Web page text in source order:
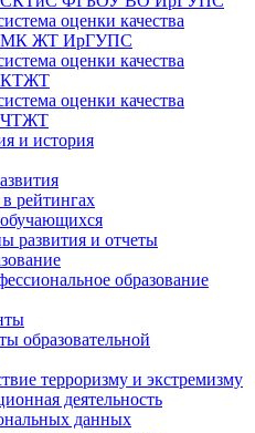
оценки качества
МК ЖТ ИрГУПС
оценки качества
КТЖТ
оценки качества
ЧТЖТ
и история
рейтингах
развития и отчеты
образование
образовательной
терроризму и экстремизму
деятельность
данных